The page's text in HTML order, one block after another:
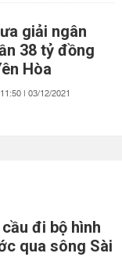
giải ngân
38 tỷ đồng
Hòa
11:50 | 03/12/2021
đi bộ hình
qua sông Sài